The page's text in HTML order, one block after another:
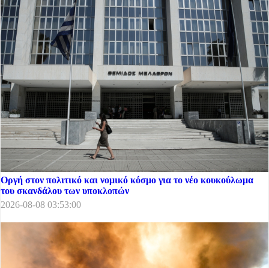
Οργή στον πολιτικό και νομικό κόσμο για το νέο κουκούλωμα
του σκανδάλου των υποκλοπών
2026-08-08 03:53:00